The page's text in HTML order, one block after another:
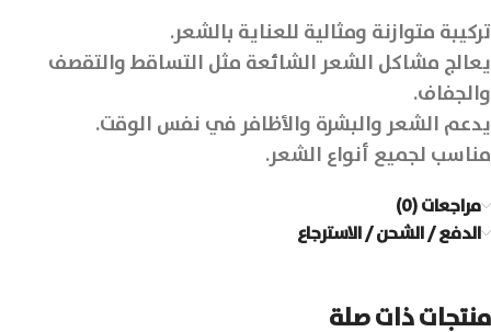
تركيبة متوازنة ومثالية للعناية بالشعر.
يعالج مشاكل الشعر الشائعة مثل التساقط والتقصف
والجفاف.
يدعم الشعر والبشرة والأظافر في نفس الوقت.
مناسب لجميع أنواع الشعر.
مراجعات (0)
الدفع / الشحن / الاسترجاع
منتجات ذات صلة